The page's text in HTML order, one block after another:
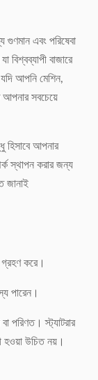
গুণমান এবং পরিষেবা
বিশ্বব্যাপী বাজারে
আপনি মেশিন,
আপনার সবচেয়ে
হিসাবে আপনার
স্থাপন করার জন্য
জানাই
গ্রহণ করে।
পারেন।
পরিণত। স্ট্যাটরার
হওয়া উচিত নয়।